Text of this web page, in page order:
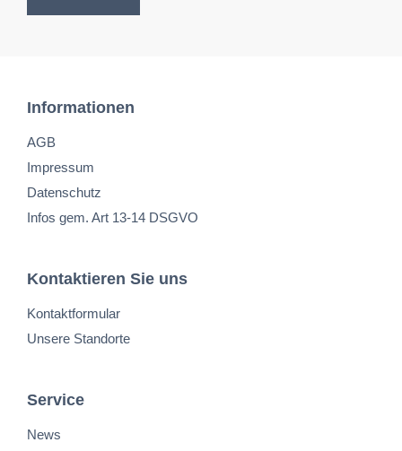
Informationen
AGB
Impressum
Datenschutz
Infos gem. Art 13-14 DSGVO
Kontaktieren Sie uns
Kontaktformular
Unsere Standorte
Service
News